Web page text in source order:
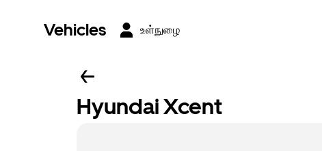
Vehicles உள்நுழை
Hyundai Xcent